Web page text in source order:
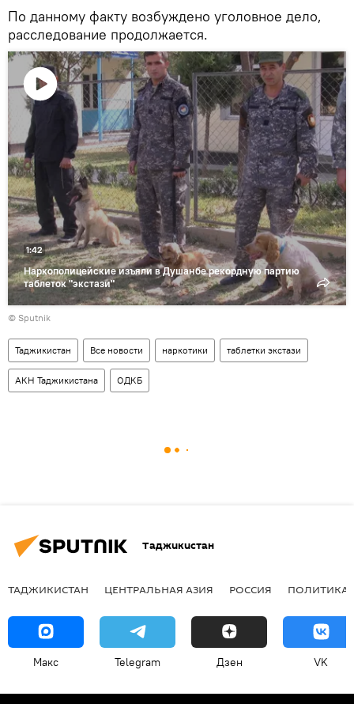
По данному факту возбуждено уголовное дело,
расследование продолжается.
Воспроизвести
Наркополицейские изъяли в Душанбе рекордную партию
таблеток "экстази"
1:42
© Sputnik
Таджикистан Все новости наркотики таблетки экстази
АКН Таджикистана ОДКБ
Таджикистан
ТАДЖИКИСТАН ЦЕНТРАЛЬНАЯ АЗИЯ РОССИЯ ПОЛИТИКА
Макс Telegram Дзен VK